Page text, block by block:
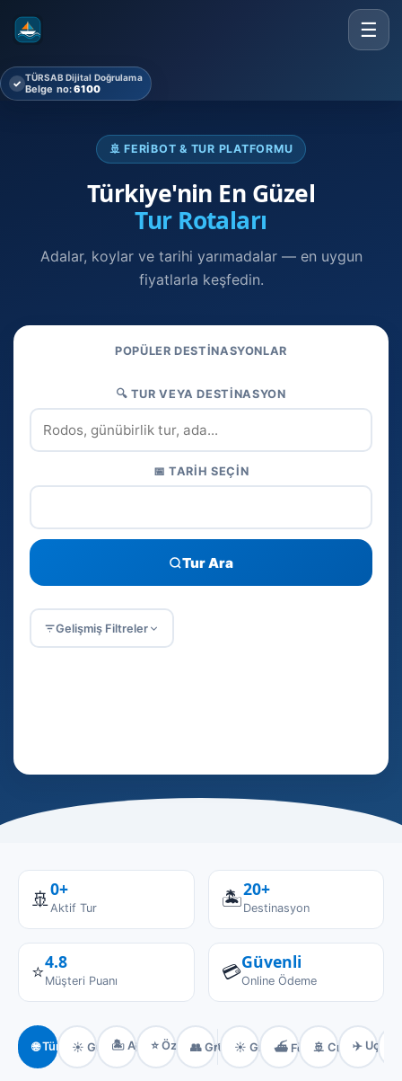
☰
✓ TÜRSAB Dijital Doğrulama
Belge no:6100
🚢 FERIBOT & TUR PLATFORMU
Türkiye'nin En Güzel
Tur Rotaları
Adalar, koylar ve tarihi yarımadalar — en uygun
fiyatlarla keşfedin.
POPÜLER DESTINASYONLAR
🔍 TUR VEYA DESTINASYON
📅 TARIH SEÇIN
Tur Ara
Gelişmiş Filtreler
🚢0+
Aktif Tur 🏝️20+
Destinasyon
⭐4.8
Müşteri Puanı 💳Güvenli
Online Ödeme
🌐 Tümü ☀️ Günübirlik🏝️ Ada Turları⭐ Özel Turlar👥 Grup Turları☀️ Günübirlik⛴️ Feribotlu🚢 Cruise✈️ Uçaklı